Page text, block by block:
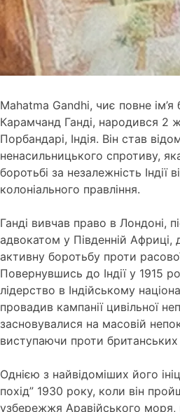
Mahatma Gandhi, чиє повне
Карамчанд Ганді, народився 2
Порбандарі, Індія. Він став
ненасильницького спротиву,
боротьбі за незалежність Індії
колоніального правління.
Ганді вивчав право в Лондоні,
адвокатом у Південній Африці,
активну боротьбу проти расової
Повернувшись до Індії у 1915
лідерство в Індійському
провадив кампанії цивільної
засновувалися на масовій
виступаючи проти британських
Однією з найвідоміших його
похід” 1930 року, коли він
узбережжя Аравійського моря,